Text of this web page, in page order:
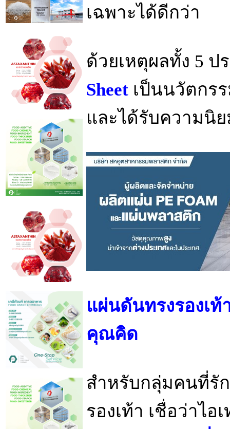
เฉพาะได้ดีกว่า
ด้วยเหตุผลทั้ง 5 ป
Sheet เป็นนวัตกร
และได้รับความนิ
แผ่นดันทรงรองเ
คุณคิด
สำหรับกลุ่มคนที่รั
รองเท้า เชื่อว่าไ